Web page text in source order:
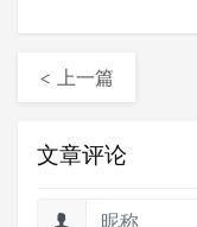
< 上一篇
文章评论